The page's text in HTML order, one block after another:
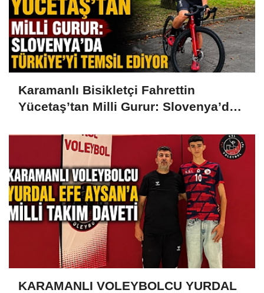
Karamanlı Bisikletçi Fahrettin
Yücetaş’tan Milli Gurur: Slovenya’da
KARAMANLI VOLEYBOLCU YURDAL